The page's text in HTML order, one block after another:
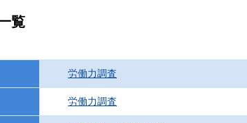
覧
労働力調査
労働力調査